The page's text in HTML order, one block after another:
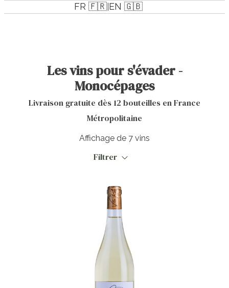
FR 🇫🇷 EN 🇬🇧
Les vins pour s'évader -
Monocépages
Livraison gratuite dès 12 bouteilles en France
Métropolitaine
Affichage de 7 vins
Filtrer